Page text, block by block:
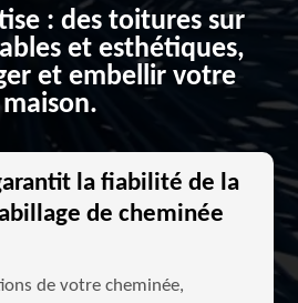
: des toitures sur
et esthétiques,
et embellir votre
maison.
la fiabilité de la
de cheminée
de votre cheminée,